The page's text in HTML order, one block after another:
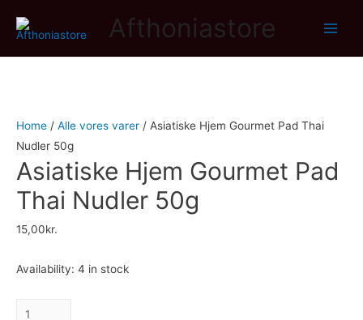
Afthoniastore
Home / Alle vores varer / Asiatiske Hjem Gourmet Pad Thai
Nudler 50g
Asiatiske Hjem Gourmet Pad
Thai Nudler 50g
15,00kr.
Availability: 4 in stock
Asiatiske